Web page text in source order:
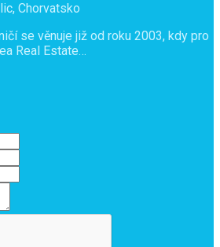
Chorvatsko
se věnuje již od roku 2003, kdy pro
Real Estate…